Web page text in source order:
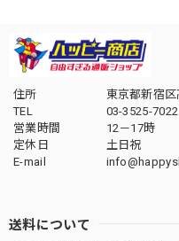
住所
東京都新宿
TEL
03-3525-7022
営業時間
12－17時
定休日
土日祝
E-mail
送料について